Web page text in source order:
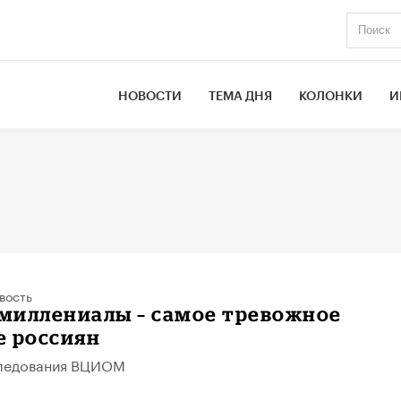
НОВОСТИ ТЕМА ДНЯ КОЛОНКИ
– самое тревожное
россиян
ВЦИОМ